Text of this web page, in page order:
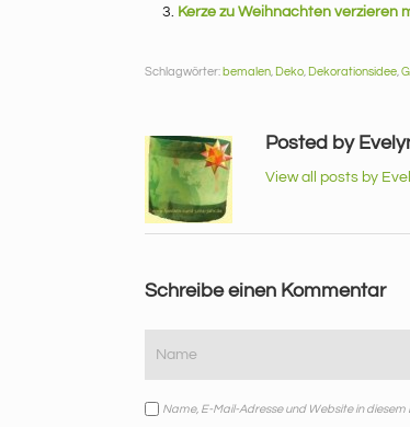
Kerze zu Weihnachten verzieren
Schlagwörter: bemalen, Deko, Dekorationsidee,
Posted by
View all posts by
Schreibe einen Kommentar
Name, E-Mail-Adresse und Website in